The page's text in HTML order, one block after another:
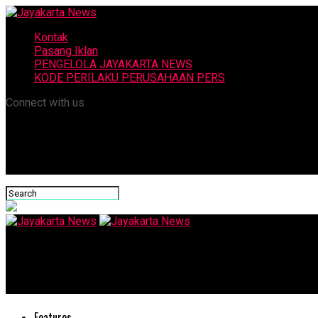
Kontak
Pasang Iklan
PENGELOLA JAYAKARTA NEWS
KODE PERILAKU PERUSAHAAN PERS
Connect with us